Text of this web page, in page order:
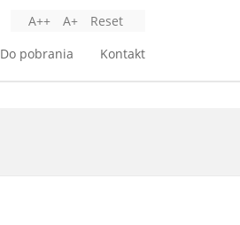
A++ A+
Reset
Do pobrania Kontakt